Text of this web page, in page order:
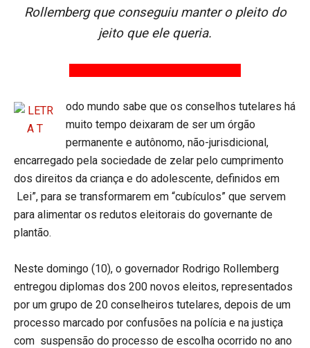
Rollemberg que conseguiu manter o pleito do
jeito que ele queria.
odo mundo sabe que os conselhos tutelares há
muito tempo deixaram de ser um órgão
permanente e autônomo, não-jurisdicional,
encarregado pela sociedade de zelar pelo cumprimento
dos direitos da criança e do adolescente, definidos em
Lei”, para se transformarem em “cubículos” que servem
para alimentar os redutos eleitorais do governante de
plantão.
Neste domingo (10), o governador Rodrigo Rollemberg
entregou diplomas dos 200 novos eleitos, representados
por um grupo de 20 conselheiros tutelares, depois de um
processo marcado por confusões na polícia e na justiça
com suspensão do processo de escolha ocorrido no ano